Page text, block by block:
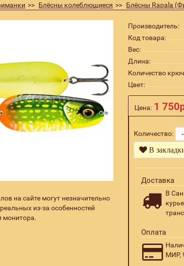
Блёсны колеблющиеся Блёсны Rapala
на сайте могут незначительно
из-за особенностей
монитора.
Производитель:
Код товара:
Вес:
Длина:
Количество
Цвет:
Цена: 1
Количество: -
В
Доставка
В
Оплата
МИР,